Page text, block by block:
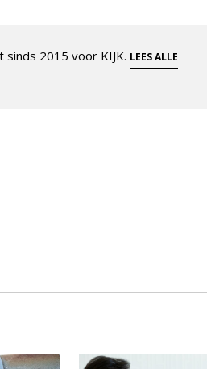
2015 voor KIJK. LEES ALLE